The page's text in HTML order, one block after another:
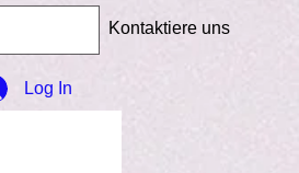
Kontaktiere uns
Log In